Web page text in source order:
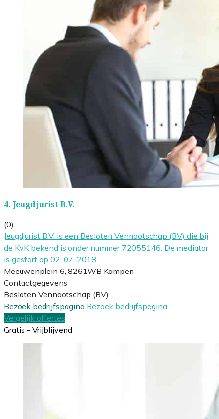
4. Jeugdjurist B.V.
(0)
Jeugdjurist B.V. is een Besloten Vennootschap (BV) die bij
de KvK bekend is onder nummer 72055146. De mediator
is gestart op 02-07-2018…
Meeuwenplein 6, 8261WB Kampen
Contactgegevens
Besloten Vennootschap (BV)
Bezoek bedrijfspagina Bezoek bedrijfspagina
Vergelijk offertes
Gratis - Vrijblijvend